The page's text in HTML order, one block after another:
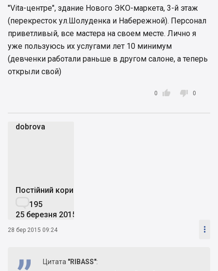
"Vita-центре", здание Нового ЭКО-маркета, 3-й этаж
(перекресток ул.Шолуденка и Набережной). Персонал
приветливый, все мастера на своем месте. Лично я
уже пользуюсь их услугами лет 10 минимум
(девченки работали раньше в другом салоне, а теперь
открыли свой)

0  0
dobrova
Постійний користувач
195
25 березня 2015
28 бер 2015 09:24 
Цитата "RIBASS":